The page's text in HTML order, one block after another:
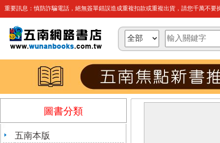
重要訊息：慎防詐騙電話，絕無簽單錯誤造成重複扣款或重複出貨，請您千萬不要
圖書分類
五南本版